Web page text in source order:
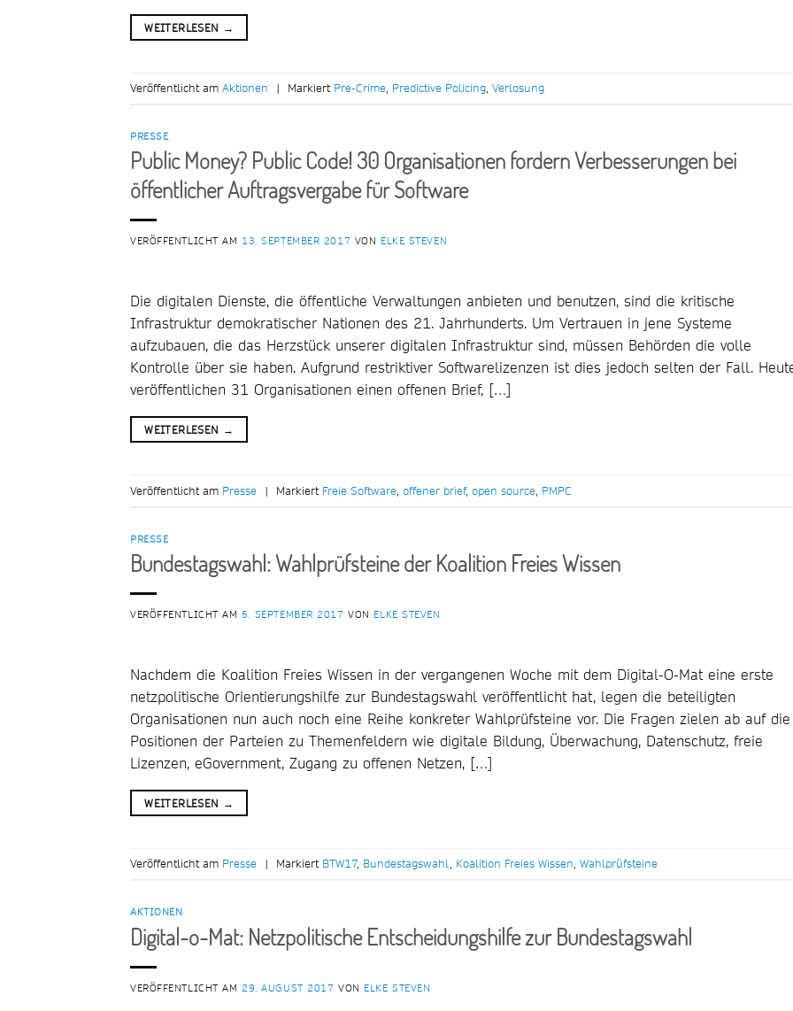
WEITERLESEN →
Veröffentlicht am Aktionen | Markiert Pre-Crime, Predictive Policing, Verlosung
PRESSE
Public Money? Public Code! 30 Organisationen fordern Verbesserungen bei
öffentlicher Auftragsvergabe für Software
VERÖFFENTLICHT AM 13. SEPTEMBER 2017 VON ELKE STEVEN
Die digitalen Dienste, die öffentliche Verwaltungen anbieten und benutzen, sind die kritische
Infrastruktur demokratischer Nationen des 21. Jahrhunderts. Um Vertrauen in jene Systeme
aufzubauen, die das Herzstück unserer digitalen Infrastruktur sind, müssen Behörden die volle
Kontrolle über sie haben. Aufgrund restriktiver Softwarelizenzen ist dies jedoch selten der Fall.
veröffentlichen 31 Organisationen einen offenen Brief, […]
WEITERLESEN →
Veröffentlicht am Presse | Markiert Freie Software, offener brief, open source, PMPC
PRESSE
Bundestagswahl: Wahlprüfsteine der Koalition Freies Wissen
VERÖFFENTLICHT AM5. SEPTEMBER 2017 VON ELKE STEVEN
Nachdem die Koalition Freies Wissen in der vergangenen Woche mit dem Digital-O-Mat eine erste
netzpolitische Orientierungshilfe zur Bundestagswahl veröffentlicht hat, legen die beteiligten
Organisationen nun auch noch eine Reihe konkreter Wahlprüfsteine vor. Die Fragen zielen ab auf die
Positionen der Parteien zu Themenfeldern wie digitale Bildung, Überwachung, Datenschutz, freie
Lizenzen, eGovernment, Zugang zu offenen Netzen, […]
WEITERLESEN →
Veröffentlicht am Presse | Markiert BTW17, Bundestagswahl, Koalition Freies Wissen, Wahlprüfsteine
AKTIONEN
Digital-o-Mat: Netzpolitische Entscheidungshilfe zur Bundestagswahl
VERÖFFENTLICHT AM 29. AUGUST 2017 VON ELKE STEVEN